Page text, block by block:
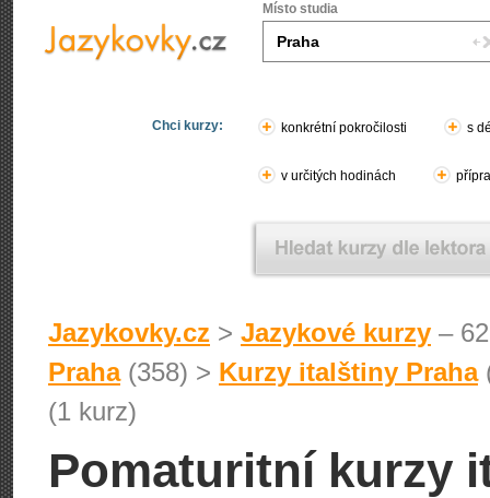
Místo studia
Chci kurzy: konkrétní pokročilosti s
v určitých hodinách
Jazykovky.cz > Jazykové kurzy –
Praha(358) > Kurzy italštiny Praha
(1 kurz)
Pomaturitní kurzy